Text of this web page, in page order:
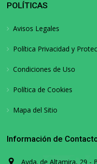
POLÍTICAS
Avisos Legales
Política Privacidad y
Condiciones de Uso
Política de Cookies
Mapa del Sitio
Información de
Avda. de Altamira, 29 -